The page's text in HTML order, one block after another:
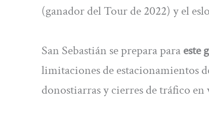
(ganador del Tour de 2022) y el
San Sebastián se prepara paraeste
limitaciones de estacionamientos
donostiarras y cierres de tráfico